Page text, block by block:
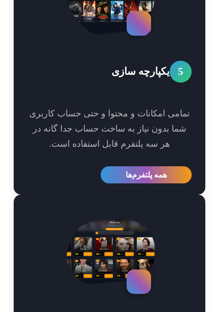
یکپارچه سازی
امکانات و محتوا و حتی حساب کاربری
بدون نیاز به ساخت حساب جدا گانه در
هر سه پلتفرم قابل استفاده است.
همه پلتفرم‌ها